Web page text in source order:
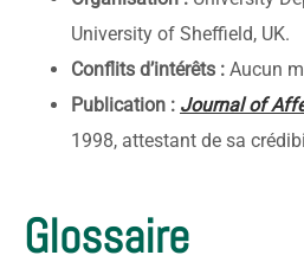
University of Sheffield, UK.
Conflits d’intérêts : Aucun
Publication : Journal of
1998, attestant de sa
Glossaire